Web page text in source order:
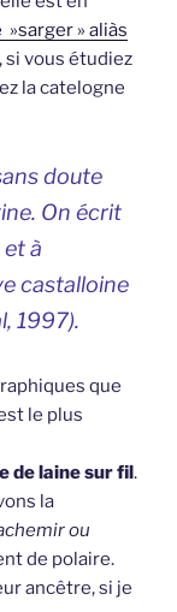
» aliàs
si vous étudiez
la catelogne
doute
On écrit
à
castalloine
1997).
que
le plus
de laine sur fil.
la
ou
de polaire.
ancêtre, si je